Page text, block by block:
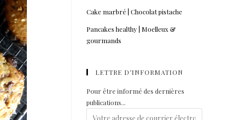
Cake marbré | Chocolat pistache
Pancakes healthy | Moelleux &
gourmands
LETTRE D’INFORMATION
Pour être informé des dernières
publications...